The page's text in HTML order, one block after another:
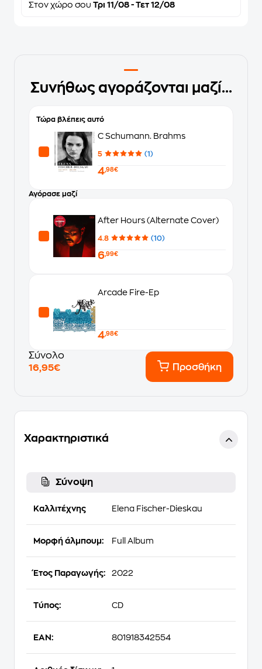
Στον χώρο σου Τρι 11/08 - Τετ 12/08
Συνήθως αγοράζονται μαζί...
Τώρα βλέπεις αυτό
C Schumann. Brahms
5 (1)
4,98€
Αγόρασε μαζί
After Hours (Alternate Cover)
4.8 (10)
6,99€
Arcade Fire-Ep
4,98€
Σύνολο
16,95€
Προσθήκη
Χαρακτηριστικά
Σύνοψη
Καλλιτέχνης Elena Fischer-Dieskau
Μορφή άλμπουμ: Full Album
Έτος Παραγωγής: 2022
Τύπος: CD
EAN: 801918342554